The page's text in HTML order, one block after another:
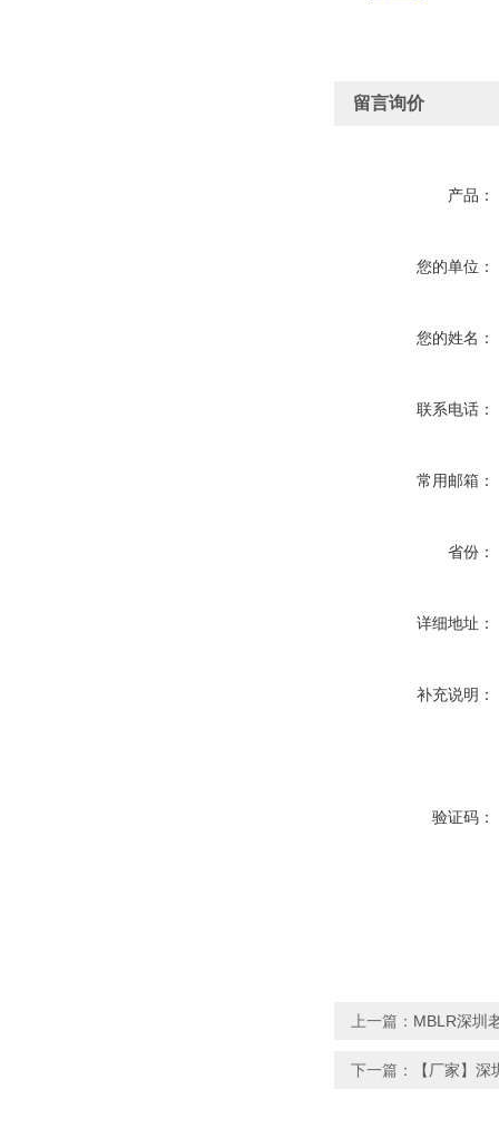
留言询价
产品：
您的单位：
您的姓名：
联系电话：
常用邮箱：
省份：
详细地址：
补充说明：
验证码：
上一篇： MBLR深圳
下一篇： 【厂家】